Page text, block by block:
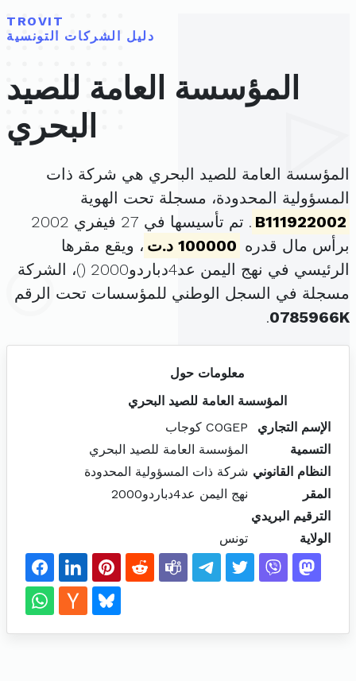
TROVIT
دليل الشركات التونسية
المؤسسة العامة للصيد
البحري
المؤسسة العامة للصيد البحري هي شركة ذات
المسؤولية المحدودة، مسجلة تحت الهوية
B111922002
. تم تأسيسها في 27 فيفري 2002
برأس مال قدره 100000 د.ت
، ويقع مقرها
الرئيسي في نهج اليمن عد4دباردو2000 (
)، الشركة
مسجلة في السجل الوطني للمؤسسات تحت الرقم
0785966K
.
معلومات حول
المؤسسة العامة للصيد البحري
الإسم التجاري
COGEP كوجاب
التسمية
المؤسسة العامة للصيد البحري
النظام القانوني شركة ذات المسؤولية المحدودة
المقر
نهج اليمن عد4دباردو2000
الترقيم البريدي
الولاية
تونس